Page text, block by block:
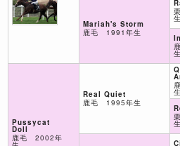
Pussycat
Doll
鹿毛 2002年
Mariah's Storm
鹿毛 1991年生
Real Quiet
鹿毛 1995年生
生
生
生
生